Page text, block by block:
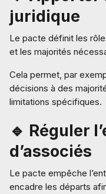
juridique
Le pacte définit les
et les majorités
Cela permet, par
décisions à des
limitations spécifiques.
🔹 Réguler
d’associés
Le pacte empêche
encadre les départs